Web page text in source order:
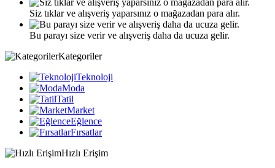
Siz tıklar ve alışveriş yaparsınız o mağazadan para alır.
Bu parayı size verir ve alışveriş daha da ucuza gelir.
Kategoriler
Teknoloji
Moda
Tatil
Market
Eğlence
Fırsatlar
Hızlı Erişim